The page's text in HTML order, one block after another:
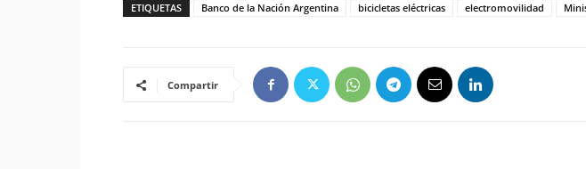
ETIQUETAS Banco de la Nación Argentina bicicletas eléctricas electromovilidad
Compartir